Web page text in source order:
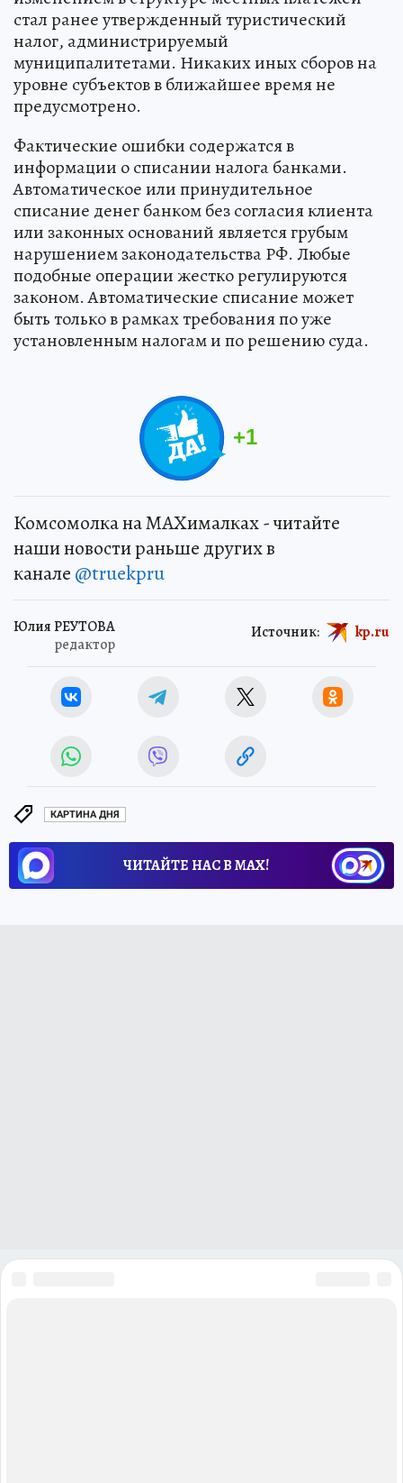
стал ранее утвержденный туристический
налог, администрируемый
муниципалитетами. Никаких иных сборов на
уровне субъектов в ближайшее время не
предусмотрено.
Фактические ошибки содержатся в
информации о списании налога банками.
Автоматическое или принудительное
списание денег банком без согласия клиента
или законных оснований является грубым
нарушением законодательства РФ. Любые
подобные операции жестко регулируются
законом. Автоматические списание может
быть только в рамках требования по уже
установленным налогам и по решению суда.
+1
Комсомолка на MAXималках - читайте
наши новости раньше других в
канале @truekpru
Юлия РЕУТОВА
редактор
Источник: kp.ru
КАРТИНА ДНЯ
ЧИТАЙТЕ НАС В МАХ!